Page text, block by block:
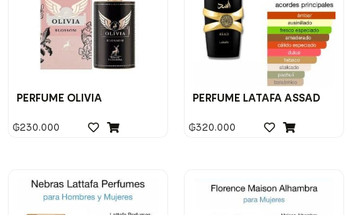
PERFUME OLIVIA
₲230.000
PERFUME LATAFA ASSAD
₲320.000